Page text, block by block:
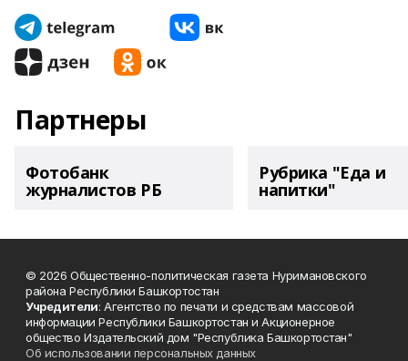
Партнеры
Фотобанк
журналистов РБ
Рубрика "Еда и
напитки"
© 2026 Общественно-политическая газета Нуримановского
района Республики Башкортостан
Учредители: Агентство по печати и средствам массовой
информации Республики Башкортостан и Акционерное
общество Издательский дом "Республика Башкортостан"
Об использовании персональных данных